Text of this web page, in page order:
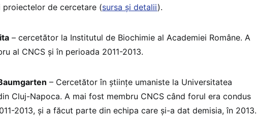
proiectelor de cercetare (sursa și detalii).
– cercetător la Institutul de Biochimie al Academiei Române. A
al CNCS și în perioada 2011-2013.
– Cercetător în științe umaniste la Universitatea
Cluj-Napoca. A mai fost membru CNCS când forul era condus
2013, și a făcut parte din echipa care și-a dat demisia, în 2013.